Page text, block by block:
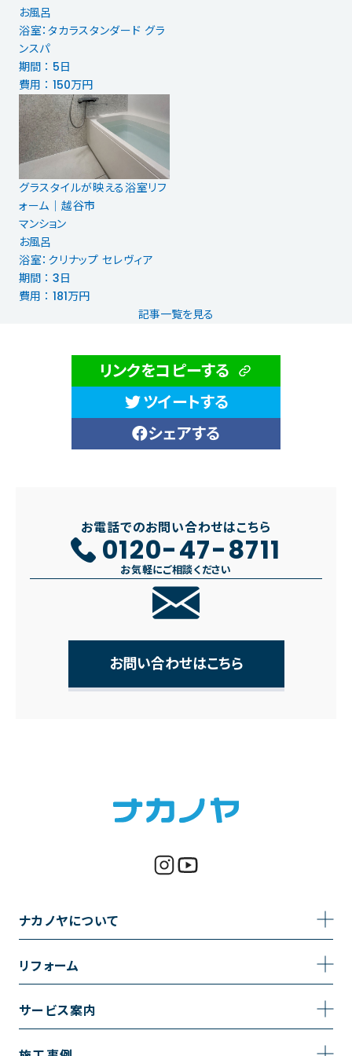
お風呂
浴室：タカラスタンダード グラ
ンスパ
期間 ： 5日
費用 ： 150万円
グラスタイルが映える浴室リフ
ォーム│越谷市
マンション
お風呂
浴室：クリナップ セレヴィア
期間 ： 3日
費用 ： 181万円
記事一覧を見る
リンクをコピーする
ツイートする
シェアする
お電話でのお問い合わせはこちら
0120-47-8711
お気軽にご相談ください
お問い合わせはこちら
ナカノヤについて
事業内容
採用情報
リフォーム
トイレのリフォーム
サービス案内
サービスの流れ